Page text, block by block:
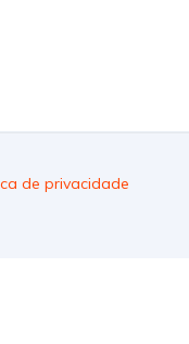
de privacidade